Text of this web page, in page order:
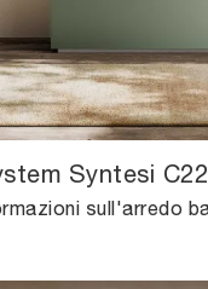
Syntesi C22